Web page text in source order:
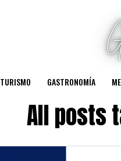
TURISMO GASTRONOMÍA
All posts